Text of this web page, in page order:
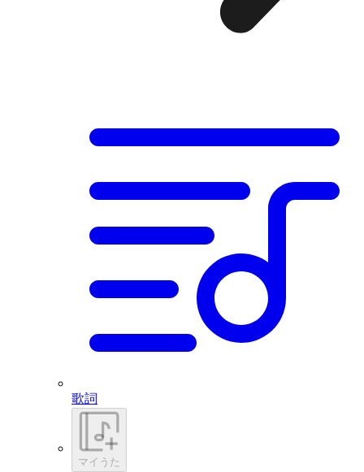
歌詞
マイうた